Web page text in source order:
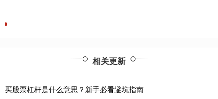
相关更新
买股票杠杆是什么意思？新手必看避坑指南